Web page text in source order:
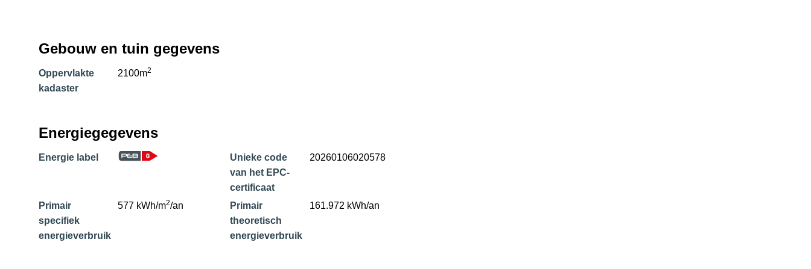
Gebouw en tuin gegevens
Oppervlakte
kadaster
2100m2
Energiegegevens
Energie label
Unieke code
van het EPC-
certificaat
20260106020578
Primair
specifiek
energieverbruik
577 kWh/m2/an
Primair
theoretisch
energieverbruik
161.972 kWh/an